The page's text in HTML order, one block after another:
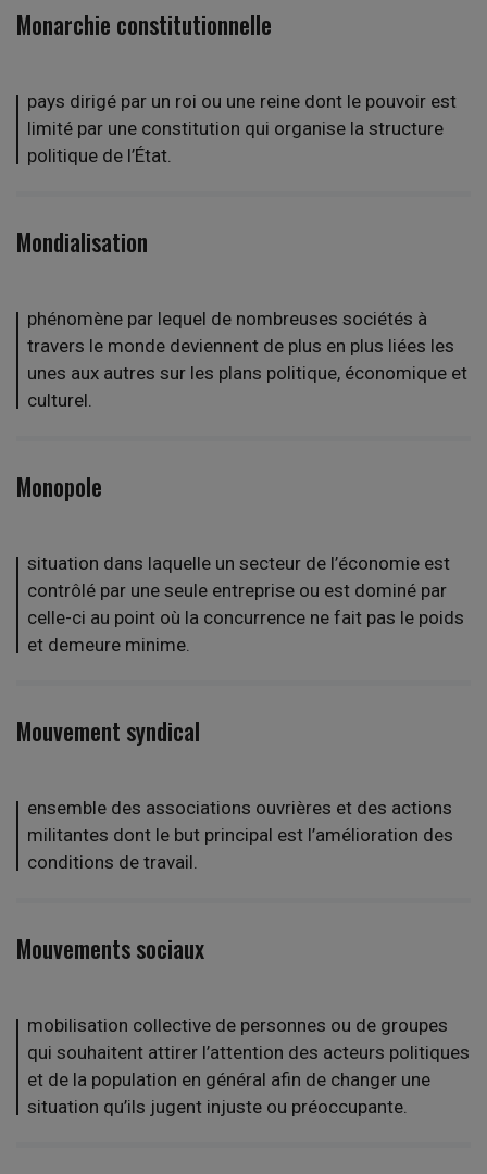
Monarchie constitutionnelle
pays dirigé par un roi ou une reine dont le pouvoir est
limité par une constitution qui organise la structure
politique de l’État.
Mondialisation
phénomène par lequel de nombreuses sociétés à
travers le monde deviennent de plus en plus liées les
unes aux autres sur les plans politique, économique et
culturel.
Monopole
situation dans laquelle un secteur de l’économie est
contrôlé par une seule entreprise ou est dominé par
celle-ci au point où la concurrence ne fait pas le poids
et demeure minime.
Mouvement syndical
ensemble des associations ouvrières et des actions
militantes dont le but principal est l’amélioration des
conditions de travail.
Mouvements sociaux
mobilisation collective de personnes ou de groupes
qui souhaitent attirer l’attention des acteurs politiques
et de la population en général afin de changer une
situation qu’ils jugent injuste ou préoccupante.